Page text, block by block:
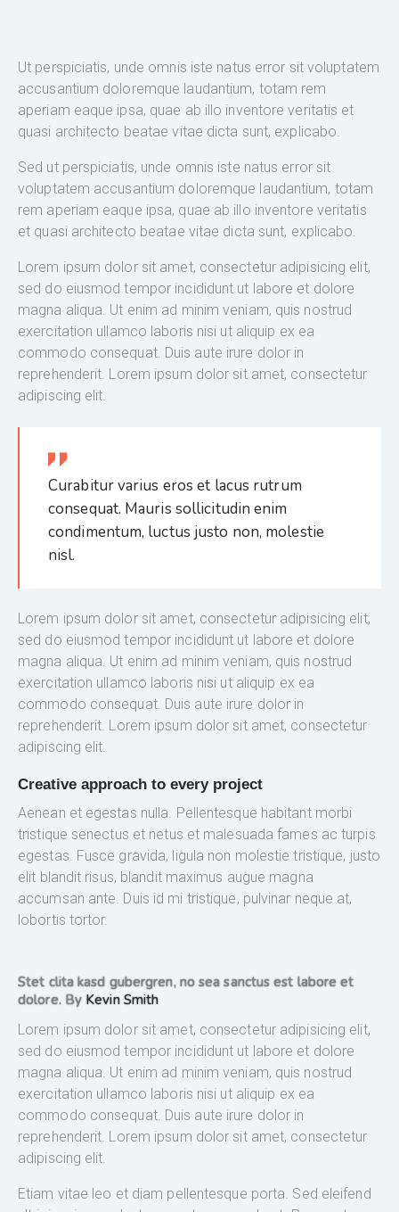
Ut perspiciatis, unde omnis iste natus error sit voluptatem
accusantium doloremque laudantium, totam rem
aperiam eaque ipsa, quae ab illo inventore veritatis et
quasi architecto beatae vitae dicta sunt, explicabo.
Sed ut perspiciatis, unde omnis iste natus error sit
voluptatem accusantium doloremque laudantium, totam
rem aperiam eaque ipsa, quae ab illo inventore veritatis
et quasi architecto beatae vitae dicta sunt, explicabo.
Lorem ipsum dolor sit amet, consectetur adipisicing elit,
sed do eiusmod tempor incididunt ut labore et dolore
magna aliqua. Ut enim ad minim veniam, quis nostrud
exercitation ullamco laboris nisi ut aliquip ex ea
commodo consequat. Duis aute irure dolor in
reprehenderit. Lorem ipsum dolor sit amet, consectetur
adipiscing elit.
Curabitur varius eros et lacus rutrum
consequat. Mauris sollicitudin enim
condimentum, luctus justo non, molestie
nisl.
Lorem ipsum dolor sit amet, consectetur adipisicing elit,
sed do eiusmod tempor incididunt ut labore et dolore
magna aliqua. Ut enim ad minim veniam, quis nostrud
exercitation ullamco laboris nisi ut aliquip ex ea
commodo consequat. Duis aute irure dolor in
reprehenderit. Lorem ipsum dolor sit amet, consectetur
adipiscing elit.
Creative approach to every project
Aenean et egestas nulla. Pellentesque habitant morbi
tristique senectus et netus et malesuada fames ac turpis
egestas. Fusce gravida, ligula non molestie tristique, justo
elit blandit risus, blandit maximus augue magna
accumsan ante. Duis id mi tristique, pulvinar neque at,
lobortis tortor.
Stet clita kasd gubergren, no sea sanctus est labore et
dolore. By Kevin Smith
Lorem ipsum dolor sit amet, consectetur adipisicing elit,
sed do eiusmod tempor incididunt ut labore et dolore
magna aliqua. Ut enim ad minim veniam, quis nostrud
exercitation ullamco laboris nisi ut aliquip ex ea
commodo consequat. Duis aute irure dolor in
reprehenderit. Lorem ipsum dolor sit amet, consectetur
adipiscing elit.
Etiam vitae leo et diam pellentesque porta. Sed eleifend